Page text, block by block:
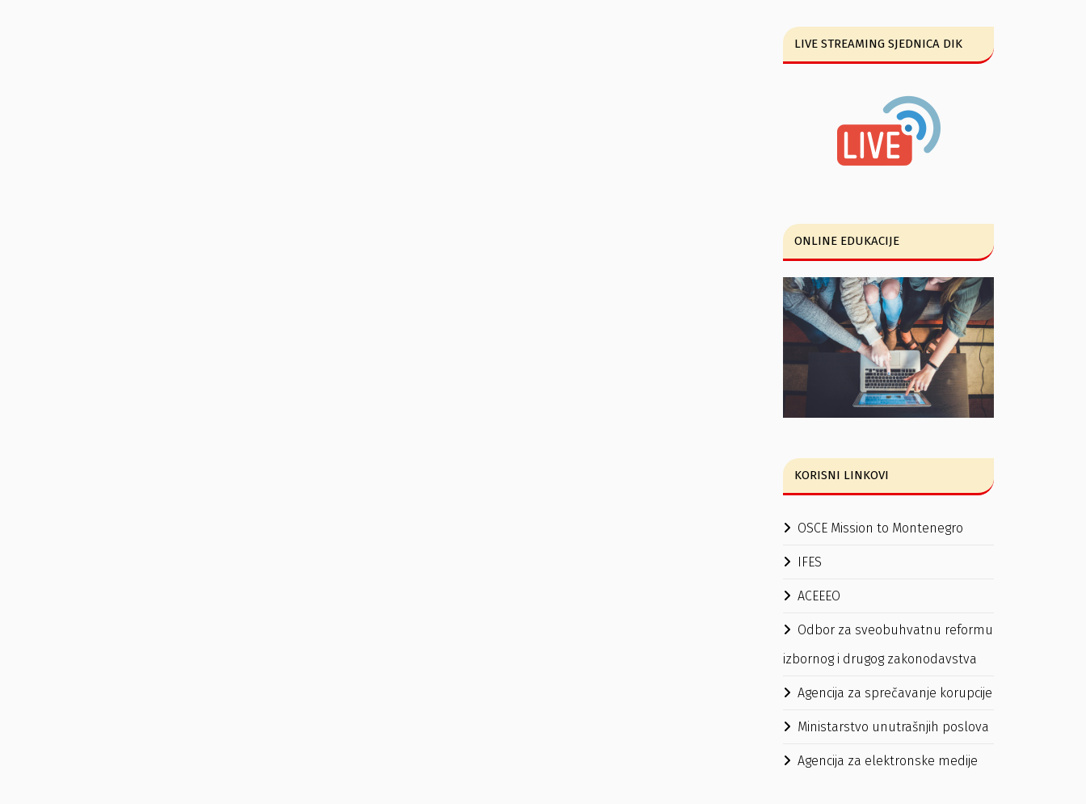
LIVE STREAMING SJEDNICA DIK
ONLINE EDUKACIJE
KORISNI LINKOVI
OSCE Mission to Montenegro
IFES
ACEEEO
Odbor za sveobuhvatnu reformu
izbornog i drugog zakonodavstva
Agencija za sprečavanje korupcije
Ministarstvo unutrašnjih poslova
Agencija za elektronske medije